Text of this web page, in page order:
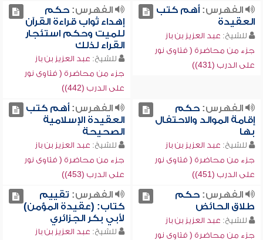
الفهرس:أهم كتب
العقيدة
للشيخ: عبد العزيز بن باز
جزء من محاضرة ( فتاوى نور
على الدرب (431))
الفهرس:حكم
إهداء ثواب قراءة القرآن
للميت وحكم استئجار
القراء لذلك
للشيخ: عبد العزيز بن باز
جزء من محاضرة ( فتاوى نور
على الدرب (442))
الفهرس:حكم
إقامة الموالد والاحتفال
بها
للشيخ: عبد العزيز بن باز
جزء من محاضرة ( فتاوى نور
على الدرب (451))
الفهرس:أهم كتب
العقيدة الإسلامية
الصحيحة
للشيخ: عبد العزيز بن باز
جزء من محاضرة ( فتاوى نور
على الدرب (453))
الفهرس:حكم
طلاق الحائض
للشيخ: عبد العزيز بن باز
جزء من محاضرة ( فتاوى نور
الفهرس: تقييم
كتاب: (عقيدة المؤمن)
لأبي بكر الجزائري
للشيخ: عبد العزيز بن باز